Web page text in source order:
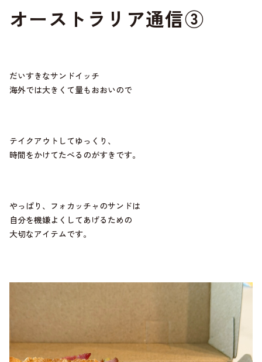
オーストラリア通信③
だいすきなサンドイッチ
海外では大きくて量もおおいので
テイクアウトしてゆっくり、
時間をかけてたべるのがすきです。
やっぱり、フォカッチャのサンドは
自分を機嫌よくしてあげるための
大切なアイテムです。